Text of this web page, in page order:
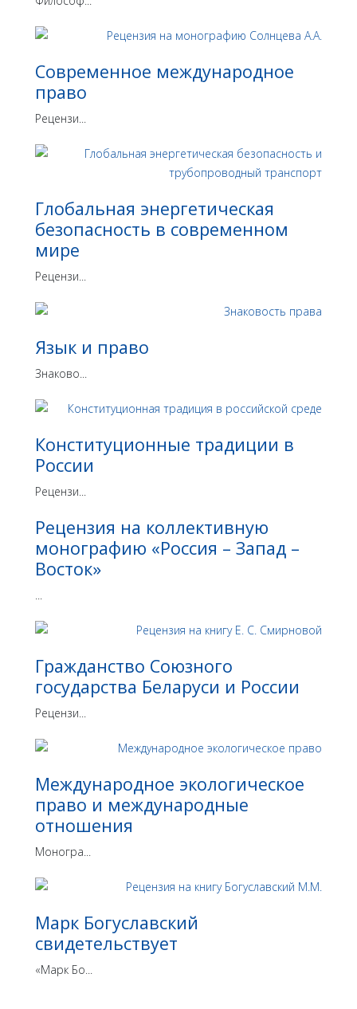
Современное международное
право
Рецензи...
Глобальная энергетическая
безопасность в современном
мире
Рецензи...
Язык и право
Знаково...
Конституционные традиции в
России
Рецензи...
Рецензия на коллективную
монографию «Россия – Запад –
Восток»
...
Гражданство Союзного
государства Беларуси и России
Рецензи...
Международное экологическое
право и международные
отношения
Моногра...
Марк Богуславский
свидетельствует
«Марк Бо...